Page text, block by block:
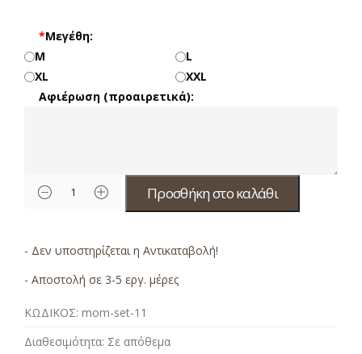
*Μεγέθη:
M
L
XL
XXL
Αφιέρωση (προαιρετικά):
Προσθήκη στο καλάθι
- Δεν υποστηρίζεται η Αντικαταβολή!
- Αποστολή σε 3-5 εργ. μέρες
ΚΩΔΙΚΟΣ: mom-set-11
Διαθεσιμότητα: Σε απόθεμα